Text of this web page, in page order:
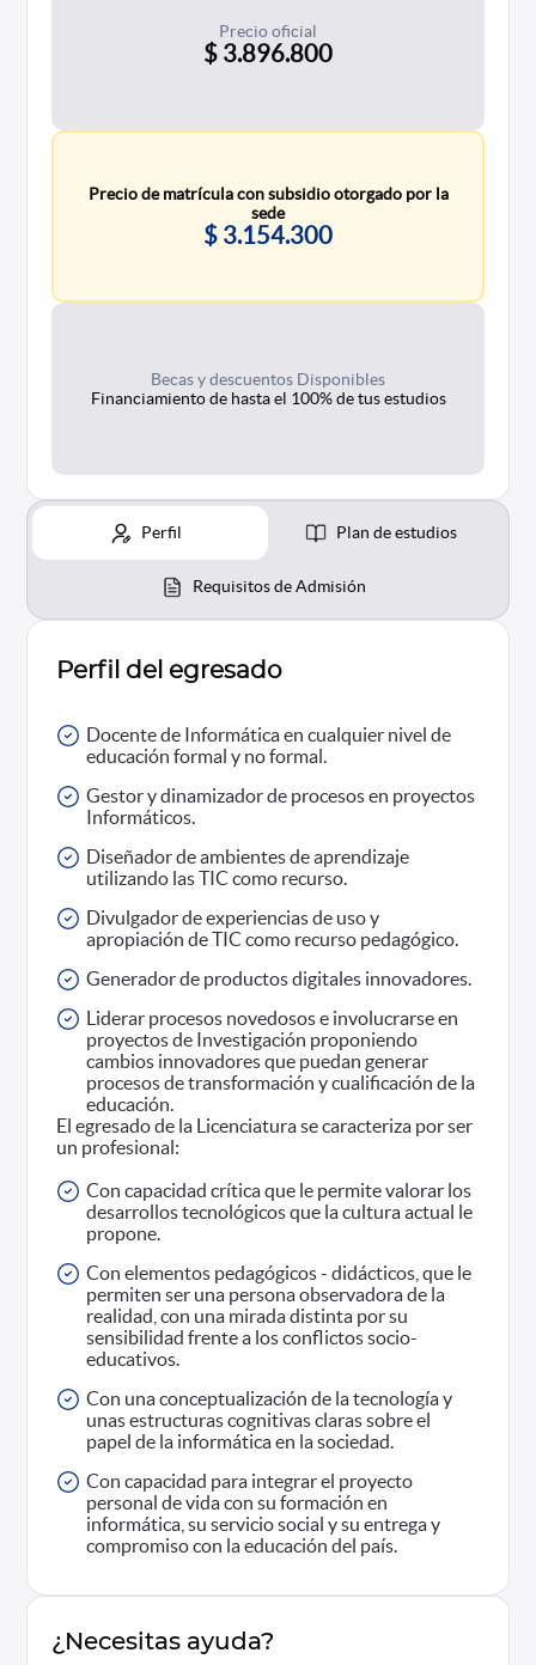
Precio oficial
$ 3.896.800
Precio de matrícula con subsidio otorgado por la
sede
$ 3.154.300
Becas y descuentos Disponibles
Financiamiento de hasta el 100% de tus estudios
Perfil Plan de estudios
Requisitos de Admisión
Perfil del egresado
Docente de Informática en cualquier nivel de
educación formal y no formal.
Gestor y dinamizador de procesos en proyectos
Informáticos.
Diseñador de ambientes de aprendizaje
utilizando las TIC como recurso.
Divulgador de experiencias de uso y
apropiación de TIC como recurso pedagógico.
Generador de productos digitales innovadores.
Liderar procesos novedosos e involucrarse en
proyectos de Investigación proponiendo
cambios innovadores que puedan generar
procesos de transformación y cualificación de la
educación.
El egresado de la Licenciatura se caracteriza por ser
un profesional:
Con capacidad crítica que le permite valorar los
desarrollos tecnológicos que la cultura actual le
propone.
Con elementos pedagógicos - didácticos, que le
permiten ser una persona observadora de la
realidad, con una mirada distinta por su
sensibilidad frente a los conflictos socio-
educativos.
Con una conceptualización de la tecnología y
unas estructuras cognitivas claras sobre el
papel de la informática en la sociedad.
Con capacidad para integrar el proyecto
personal de vida con su formación en
informática, su servicio social y su entrega y
compromiso con la educación del país.
¿Necesitas ayuda?